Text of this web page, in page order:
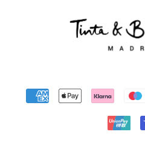
invitamos a visitar
, con modelos
explorar nuestras
¿Prefieres un conjunto
entretiempo? Entonces
americanas, que elevan